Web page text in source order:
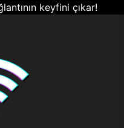
keyfini çıkar!